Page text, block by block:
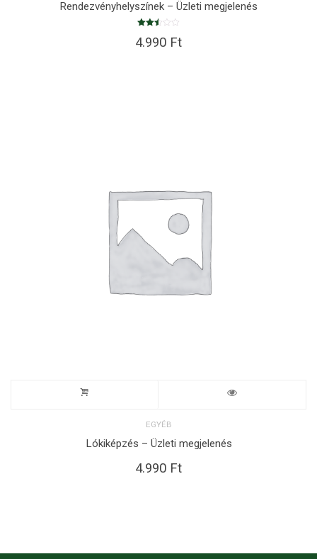
Rendezvényhelyszínek – Üzleti megjelenés
2.51
/ 5
4.990 Ft
EGYÉB
Lókiképzés – Üzleti megjelenés
4.990 Ft